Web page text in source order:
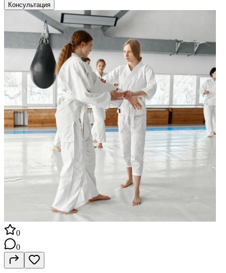
Консультация
0
0